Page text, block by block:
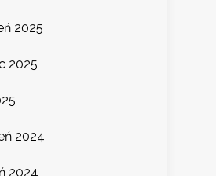
2025
2025
2024
2024